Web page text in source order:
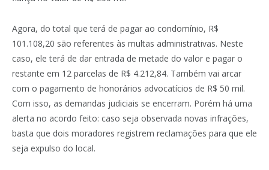
Agora, do total que terá de pagar ao condomínio, R$
101.108,20 são referentes às multas administrativas. Neste
caso, ele terá de dar entrada de metade do valor e pagar o
restante em 12 parcelas de R$ 4.212,84. Também vai arcar
com o pagamento de honorários advocatícios de R$ 50 mil.
Com isso, as demandas judiciais se encerram. Porém há uma
alerta no acordo feito: caso seja observada novas infrações,
basta que dois moradores registrem reclamações para que ele
seja expulso do local.